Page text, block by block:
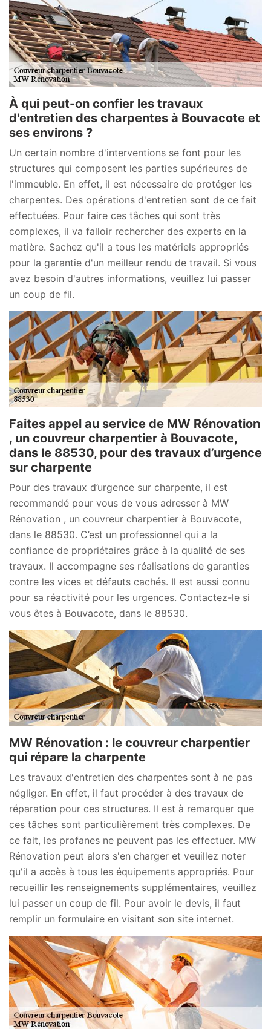
À qui peut-on confier les travaux
d'entretien des charpentes à Bouvacote et
ses environs ?
Un certain nombre d'interventions se font pour les
structures qui composent les parties supérieures de
l'immeuble. En effet, il est nécessaire de protéger les
charpentes. Des opérations d'entretien sont de ce fait
effectuées. Pour faire ces tâches qui sont très
complexes, il va falloir rechercher des experts en la
matière. Sachez qu'il a tous les matériels appropriés
pour la garantie d'un meilleur rendu de travail. Si vous
avez besoin d'autres informations, veuillez lui passer
un coup de fil.
Faites appel au service de MW Rénovation
, un couvreur charpentier à Bouvacote,
dans le 88530, pour des travaux d’urgence
sur charpente
Pour des travaux d’urgence sur charpente, il est
recommandé pour vous de vous adresser à MW
Rénovation , un couvreur charpentier à Bouvacote,
dans le 88530. C’est un professionnel qui a la
confiance de propriétaires grâce à la qualité de ses
travaux. Il accompagne ses réalisations de garanties
contre les vices et défauts cachés. Il est aussi connu
pour sa réactivité pour les urgences. Contactez-le si
vous êtes à Bouvacote, dans le 88530.
MW Rénovation : le couvreur charpentier
qui répare la charpente
Les travaux d'entretien des charpentes sont à ne pas
négliger. En effet, il faut procéder à des travaux de
réparation pour ces structures. Il est à remarquer que
ces tâches sont particulièrement très complexes. De
ce fait, les profanes ne peuvent pas les effectuer. MW
Rénovation peut alors s'en charger et veuillez noter
qu'il a accès à tous les équipements appropriés. Pour
recueillir les renseignements supplémentaires, veuillez
lui passer un coup de fil. Pour avoir le devis, il faut
remplir un formulaire en visitant son site internet.